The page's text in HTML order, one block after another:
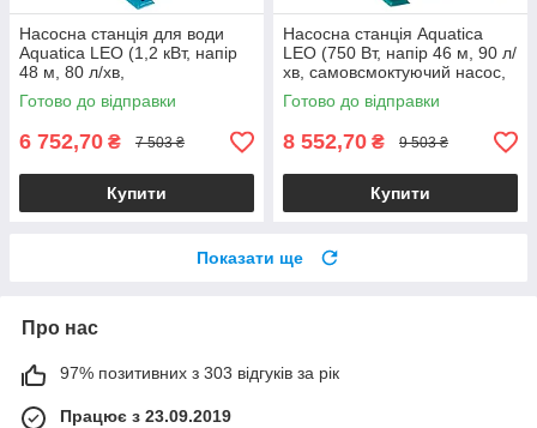
Насосна станція для води
Aquatica LEO (1,2 кВт, напір
48 м, 80 л/хв,
самовсмоктуючий насос, бак
24 л)
Готово до відправки
6 752,70 ₴ 7 503 ₴
Купити
Насосна станція Aquatica
LEO (750 Вт, напір 46 м, 90 л/
хв, самовсмоктуючий насос,
бак 24 л) для води поливу
Готово до відправки
8 552,70 ₴ 9 503 ₴
Купити
Показати ще
Про нас
97% позитивних з 303 відгуків за рік
Працює з 23.09.2019